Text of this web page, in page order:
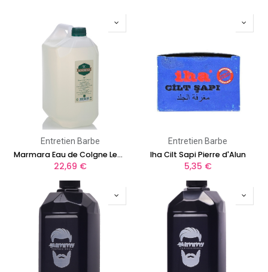
Entretien Barbe
Marmara Eau de Colgne Lemon 5L
22,69 €
Entretien Barbe
Iha Cilt Sapi Pierre d'Alun
5,35 €